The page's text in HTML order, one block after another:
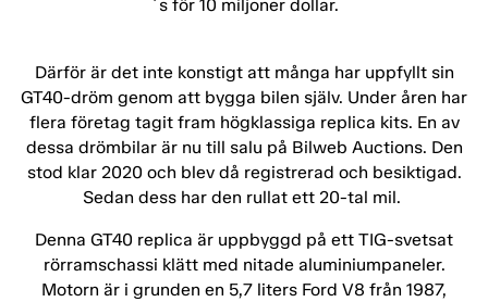
´s för 10 miljoner dollar.
Därför är det inte konstigt att många har uppfyllt sin
GT40-dröm genom att bygga bilen själv. Under åren har
flera företag tagit fram högklassiga replica kits. En av
dessa drömbilar är nu till salu på Bilweb Auctions. Den
stod klar 2020 och blev då registrerad och besiktigad.
Sedan dess har den rullat ett 20-tal mil.
Denna GT40 replica är uppbyggd på ett TIG-svetsat
rörramschassi klätt med nitade aluminiumpaneler.
Motorn är i grunden en 5,7 liters Ford V8 från 1987,